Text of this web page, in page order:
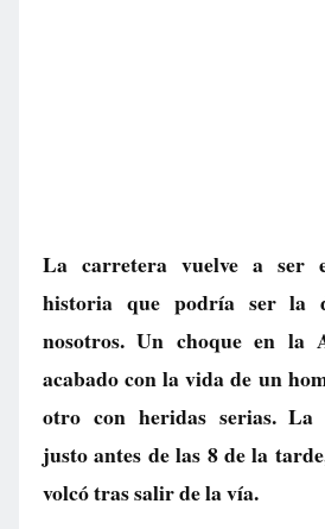
La carretera vuelve a ser
historia que podría ser la
nosotros. Un choque en la
acabado con la vida de un
otro con heridas serias.
justo antes de las 8 de la
volcó tras salir de la vía.